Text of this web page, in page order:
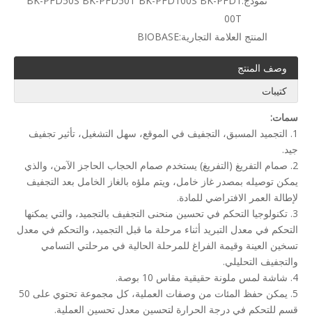
00T
المنتج العلامة التجارية:BIOBASE
وصف المنتج
كتيبات
سمات:
1. التجميد المسبق، التجفيف في الموقع، سهل التشغيل، تأثير تجفيف
جيد.
2. صمام التفريغ (التفريغ) يستخدم صمام الحجاب الحاجز الآمن، والذي
يمكن توصيله بمصدر غاز خامل، ويتم ملؤه بالغاز الخامل بعد التجفيف
لإطالة العمر الافتراضي للمادة.
3. تكنولوجيا التحكم في تحسين منحنى التجفيف بالتجميد، والتي يمكنها
التحكم في معدل التبريد أثناء مرحلة ما قبل التجميد، والتحكم في معدل
تسخين العينة وقيمة الفراغ للمرحلة الحالية في مرحلتي التسامي
والتجفيف التحليلي.
4. شاشة لمس ملونة حقيقية مقاس 10 بوصة.
5. يمكن حفظ المئات من وصفات العملية، كل مجموعة تحتوي على 50
قسم للتحكم في درجة الحرارة لتحسين معدل تحسين العملية.